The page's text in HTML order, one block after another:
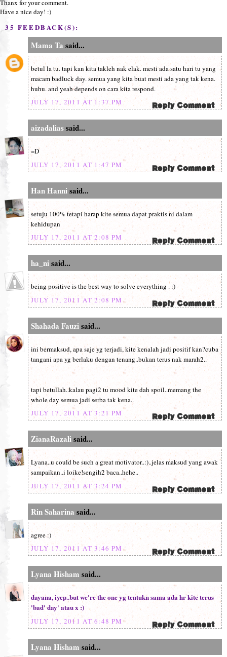
Thanx for your comment.
Have a nice day! :)
35 FEEDBACK(S):
Mama Ta said...
betul la tu. tapi kan kita takleh nak elak. mesti ada satu hari tu yang
macam badluck day. semua yang kita buat mesti ada yang tak kena.
huhu. and yeah depends on cara kita respond.
JULY 17, 2011 AT 1:37 PM
aizadaliassaid...
=D
JULY 17, 2011 AT 1:47 PM
Han Hannisaid...
setuju 100% tetapi harap kite semua dapat praktis ni dalam
kehidupan
JULY 17, 2011 AT 2:08 PM
ha_nisaid...
being positive is the best way to solve everything . :)
JULY 17, 2011 AT 2:08 PM
Shahada Fauzisaid...
ini bermaksud, apa saje yg terjadi, kite kenalah jadi positif kan?cuba
tangani apa yg berlaku dengan tenang..bukan terus nak marah2..
tapi betullah..kalau pagi2 tu mood kite dah spoil..memang the
whole day semua jadi serba tak kena..
JULY 17, 2011 AT 3:21 PM
ZianaRazalisaid...
Lyana..u could be such a great motivator..:)..jelas maksud yang awak
sampaikan..i loike!sengih2 baca..hehe..
JULY 17, 2011 AT 3:24 PM
Rin Saharina said...
agree :)
JULY 17, 2011 AT 3:46 PM
Lyana Hisham said...
dayana, iyep..but we're the one yg tentukn sama ada hr kite terus
'bad' day' atau x :)
JULY 17, 2011 AT 6:48 PM
Lyana Hisham said...